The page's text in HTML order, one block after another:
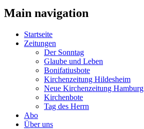
Main navigation
Startseite
Zeitungen
Der Sonntag
Glaube und Leben
Bonifatiusbote
Kirchenzeitung Hildesheim
Neue Kirchenzeitung Hamburg
Kirchenbote
Tag des Herrn
Abo
Über uns